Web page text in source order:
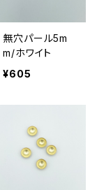
無穴パール5m
m/ホワイト
¥605